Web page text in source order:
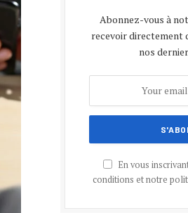
Abonnez-vous à
recevoir directement
nos
En vous
conditions et notre